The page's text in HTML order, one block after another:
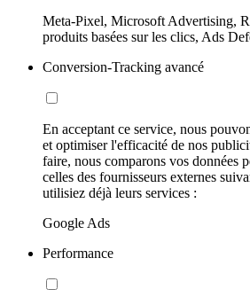
Meta-Pixel, Microsoft Advertising,
produits basées sur les clics, Ads
Conversion-Tracking avancé
En acceptant ce service, nous
et optimiser l'efficacité de nos
faire, nous comparons vos données
celles des fournisseurs externes
utilisiez déjà leurs services :
Google Ads
Performance